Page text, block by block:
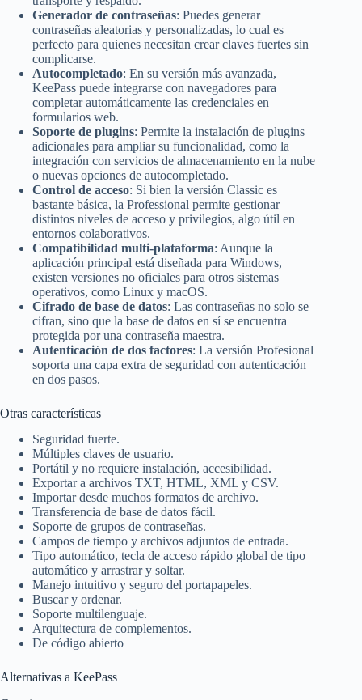
Generador de contraseñas: Puedes generar
contraseñas aleatorias y personalizadas, lo cual es
perfecto para quienes necesitan crear claves fuertes sin
complicarse.
Autocompletado: En su versión más avanzada,
KeePass puede integrarse con navegadores para
completar automáticamente las credenciales en
formularios web.
Soporte de plugins: Permite la instalación de plugins
adicionales para ampliar su funcionalidad, como la
integración con servicios de almacenamiento en la nube
o nuevas opciones de autocompletado.
Control de acceso: Si bien la versión Classic es
bastante básica, la Professional permite gestionar
distintos niveles de acceso y privilegios, algo útil en
entornos colaborativos.
Compatibilidad multi-plataforma: Aunque la
aplicación principal está diseñada para Windows,
existen versiones no oficiales para otros sistemas
operativos, como Linux y macOS.
Cifrado de base de datos: Las contraseñas no solo se
cifran, sino que la base de datos en sí se encuentra
protegida por una contraseña maestra.
Autenticación de dos factores: La versión Profesional
soporta una capa extra de seguridad con autenticación
en dos pasos.
Otras características
Seguridad fuerte.
Múltiples claves de usuario.
Portátil y no requiere instalación, accesibilidad.
Exportar a archivos TXT, HTML, XML y CSV.
Importar desde muchos formatos de archivo.
Transferencia de base de datos fácil.
Soporte de grupos de contraseñas.
Campos de tiempo y archivos adjuntos de entrada.
Tipo automático, tecla de acceso rápido global de tipo
automático y arrastrar y soltar.
Manejo intuitivo y seguro del portapapeles.
Buscar y ordenar.
Soporte multilenguaje.
Arquitectura de complementos.
De código abierto
Alternativas a KeePass